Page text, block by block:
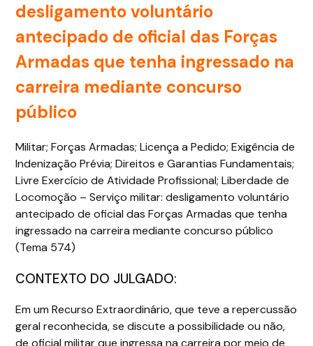
desligamento voluntário
antecipado de oficial das Forças
Armadas que tenha ingressado na
carreira mediante concurso
público
Militar; Forças Armadas; Licença a Pedido; Exigência de
Indenização Prévia; Direitos e Garantias Fundamentais;
Livre Exercício de Atividade Profissional; Liberdade de
Locomoção – Serviço militar: desligamento voluntário
antecipado de oficial das Forças Armadas que tenha
ingressado na carreira mediante concurso público
(Tema 574)
CONTEXTO DO JULGADO:
Em um Recurso Extraordinário, que teve a repercussão
geral reconhecida, se discute a possibilidade ou não,